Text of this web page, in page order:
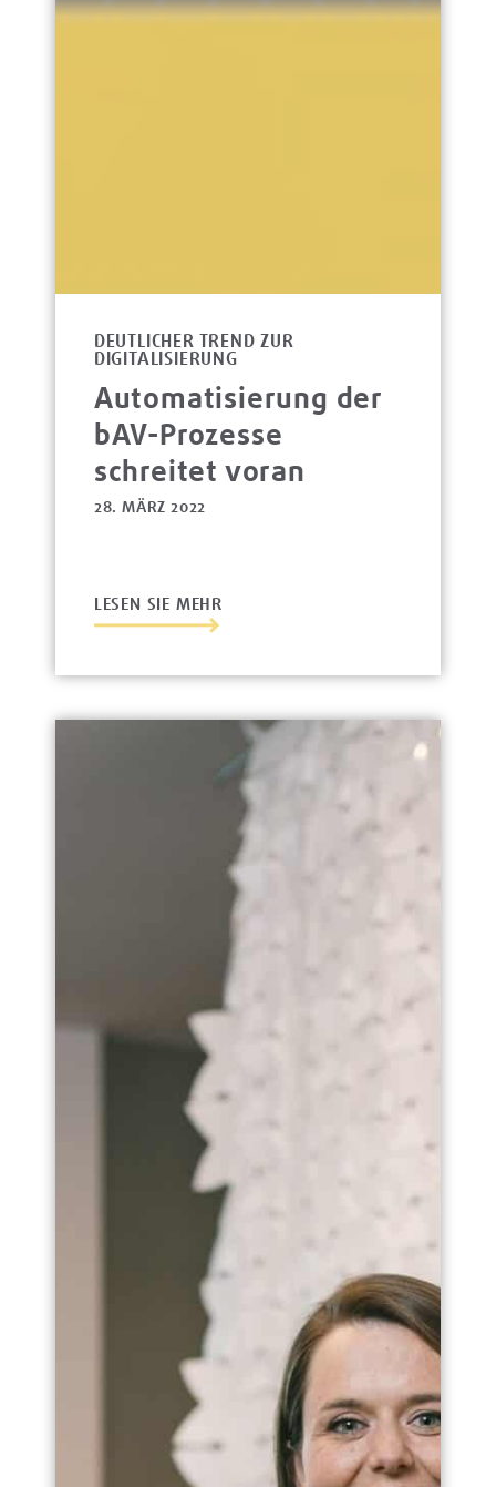
DEUTLICHER TREND ZUR
DIGITALISIERUNG
Automatisierung der
bAV-Prozesse
schreitet voran
28. MÄRZ 2022
LESEN SIE MEHR